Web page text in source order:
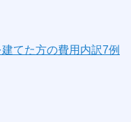
てた方の費用内訳7例